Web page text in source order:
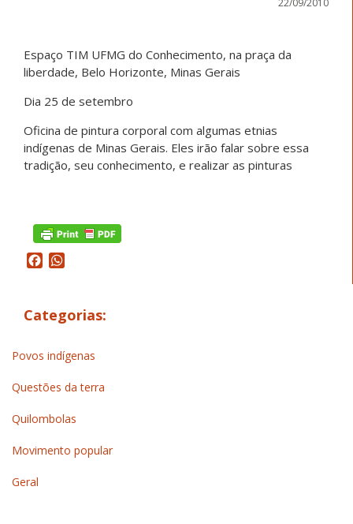
Espaço TIM UFMG do Conhecimento, na praça da
liberdade, Belo Horizonte, Minas Gerais
Dia 25 de setembro
Oficina de pintura corporal com algumas etnias
indígenas de Minas Gerais. Eles irão falar sobre essa
tradição, seu conhecimento, e realizar as pinturas
Facebook
Categorias:
Povos indígenas
Questões da terra
Quilombolas
Movimento popular
Geral